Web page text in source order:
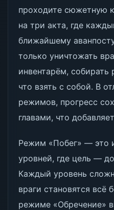
проходите сюжетную
на три акта, где
ближайшему
только уничтожать
инвентарём, собирать
что взять с собой. В
режимов, прогресс
главами, что
Режим «Побег» — это
уровней, где цель —
Каждый уровень
враги становятся всё
режиме «Обречение»